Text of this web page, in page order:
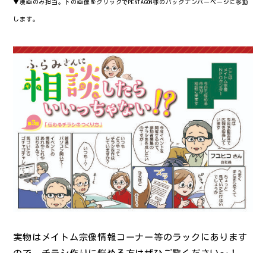
▼漫画のみ担当。下の画像をクリックでPENTAGON様のバックナンバーページに移動
します。
実物はメイトム宗像情報コーナー等のラックにあります